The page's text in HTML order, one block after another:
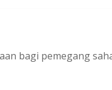
bagi pemegang